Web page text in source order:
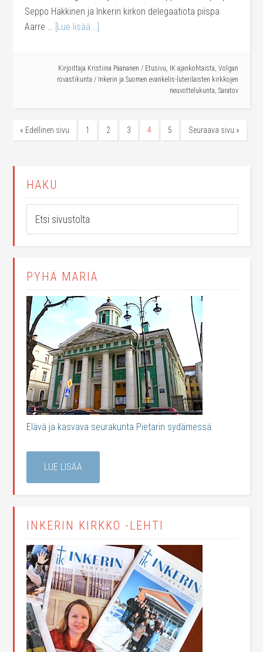
Seppo Häkkinen ja Inkerin kirkon delegaatiota piispa
Aarre … [Lue lisää...]
Kirjoittaja Kristiina Paananen / Etusivu, IK ajankohtaista, Volgan
rovastikunta / Inkerin ja Suomen evankelis-luterilaisten kirkkojen
neuvottelukunta, Saratov
« Edellinen sivu 1 2 3 4 5 Seuraava sivu »
HAKU
PYHÄ MARIA
Elävä ja kasvava seurakunta Pietarin sydämessä.
LUE LISÄÄ
INKERIN KIRKKO -LEHTI